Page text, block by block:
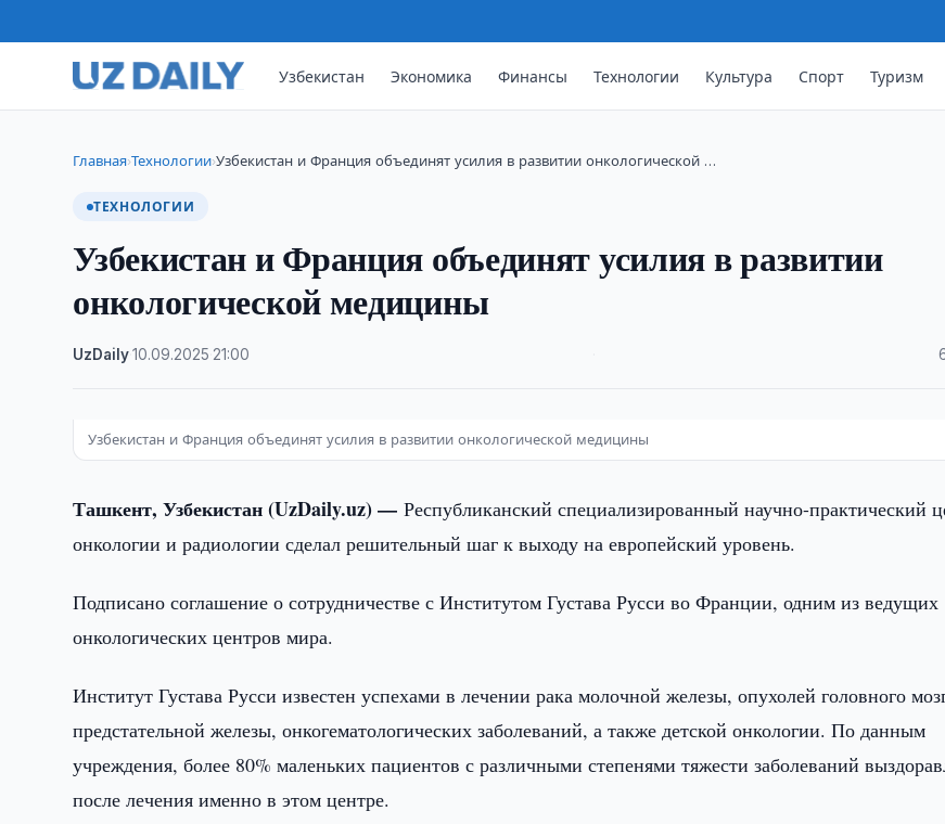
Узбекистан Экономика Финансы Технологии Культура Спорт Туризм
Главная›Технологии›Узбекистан и Франция объединят усилия в развитии онкологической …
ТЕХНОЛОГИИ
Узбекистан и Франция объединят усилия в развитии
онкологической медицины
UzDaily·10.09.2025 21:00
Узбекистан и Франция объединят усилия в развитии онкологической медицины
Ташкент, Узбекистан (UzDaily.uz) —Республиканский специализированный научно-практический
онкологии и радиологии сделал решительный шаг к выходу на европейский уровень.
Подписано соглашение о сотрудничестве с Институтом Густава Русси во Франции, одним из ведущих
онкологических центров мира.
Институт Густава Русси известен успехами в лечении рака молочной железы, опухолей головного
предстательной железы, онкогематологических заболеваний, а также детской онкологии. По данным
учреждения, более 80% маленьких пациентов с различными степенями тяжести заболеваний
после лечения именно в этом центре.